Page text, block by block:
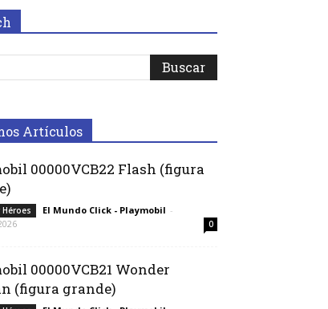
Artículos
00000VCB22 Flash (figura
Héroes El Mundo Click - Playmobil -
0
00000VCB21 Wonder
(figura grande)